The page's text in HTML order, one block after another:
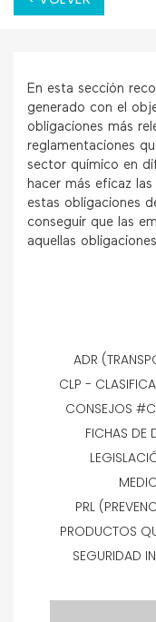
En esta sección
generado con el
obligaciones más
reglamentaciones
sector químico en
hacer más eficaz
estas obligaciones
conseguir que las
aquellas
ADR
CLP -
CONSEJOS
FICHAS DE
PRL
PRODUCTOS
SEGURIDAD